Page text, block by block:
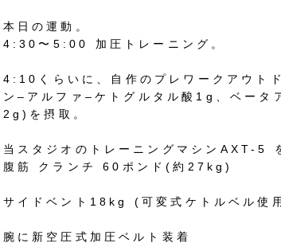
本日の運動。
4:30 〜 5:00 加圧トレーニング。
4:10 くらいに、自作のプレワークアウト
ン – アルファ – ケトグルタル酸 1g 、ベータ
2g) を摂取。
当スタジオのトレーニングマシン AXT-5
腹筋
クランチ 60 ポンド(約 27kg)
サイドベント 18kg ( 可変式ケトルベル使用
腕に新空圧式加圧ベルト装着